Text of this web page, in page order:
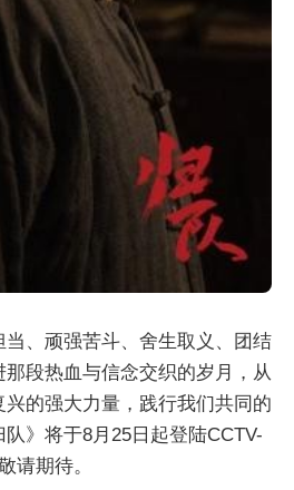
当、顽强苦斗、舍生取义、团结
段热血与信念交织的岁月，从
的强大力量，践行我们共同的
》将于8月25日起登陆CCTV-
请期待。